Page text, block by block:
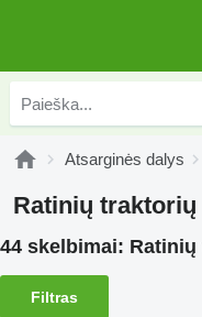
Atsarginės dalys
Ratinių
44 skelbimai:
Filtras